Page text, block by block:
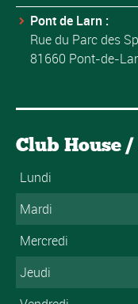
Pont de Larn :
Rue du Parc des
81660 Pont-de-
Club House
Lundi
Mardi
Mercredi
Jeudi